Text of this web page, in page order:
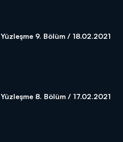
Yüzleşme 9. Bölüm / 18.02.2021
Yüzleşme 8. Bölüm / 17.02.2021